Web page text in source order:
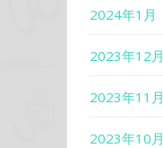
2024年1月
2023年12月
2023年11月
2023年10月